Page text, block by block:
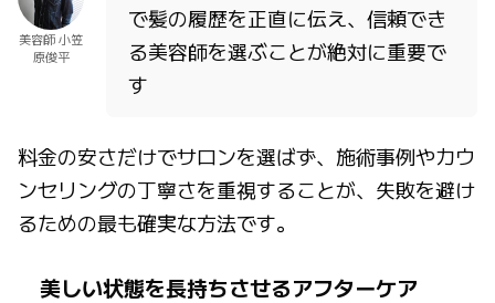
美容師 小笠
原俊平
で髪の履歴を正直に伝え、信頼でき
る美容師を選ぶことが絶対に重要で
す
料金の安さだけでサロンを選ばず、施術事例やカウ
ンセリングの丁寧さを重視することが、失敗を避け
るための最も確実な方法です。
美しい状態を長持ちさせるアフターケア